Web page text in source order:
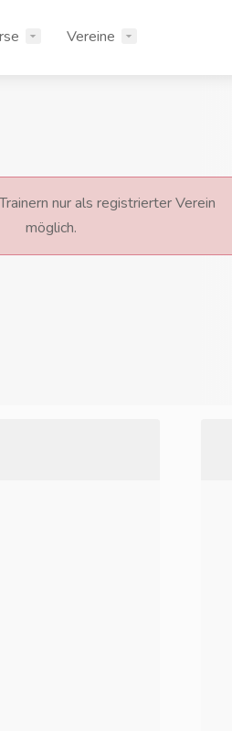
Vereine
nur als registrierter Verein
möglich.